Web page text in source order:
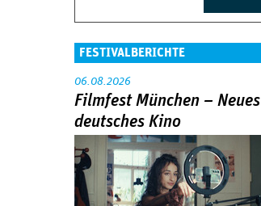
FESTIVALBERICHTE
06.08.2026
Filmfest München – Neues
deutsches Kino